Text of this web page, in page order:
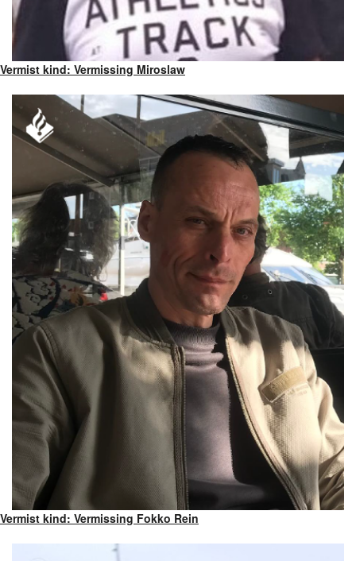
Vermist kind: Vermissing Miroslaw
Vermist kind: Vermissing Fokko Rein